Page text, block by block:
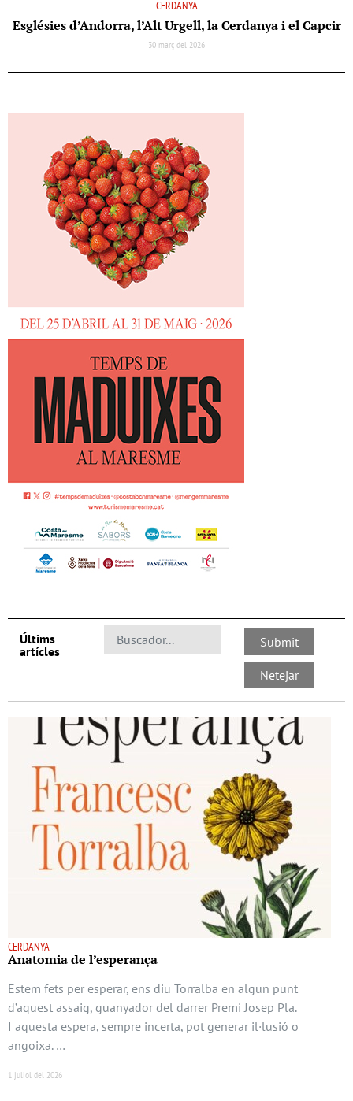
CERDANYA
Esglésies d’Andorra, l’Alt Urgell, la Cerdanya i el Capcir
30 març del 2026
Últims
artícles
CERDANYA
Anatomia de l’esperança
Estem fets per esperar, ens diu Torralba en algun punt
d’aquest assaig, guanyador del darrer Premi Josep Pla.
I aquesta espera, sempre incerta, pot generar il·lusió o
angoixa. …
1 juliol del 2026